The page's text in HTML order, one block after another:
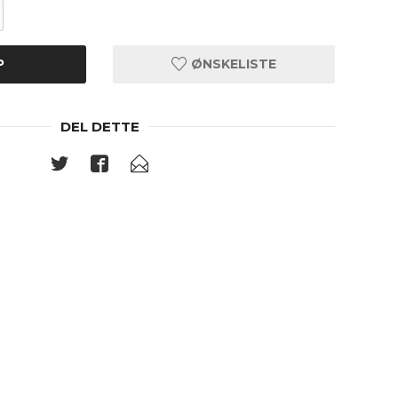
ØNSKELISTE
DEL DETTE